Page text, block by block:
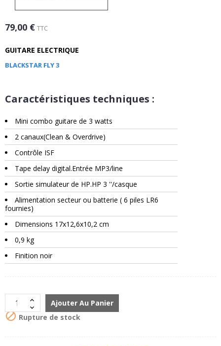
79,00 € TTC
GUITARE ELECTRIQUE
BLACKSTAR FLY 3
Caractéristiques techniques :
Mini combo guitare de 3 watts
2 canaux(Clean & Overdrive)
Contrôle ISF
Tape delay digital.Entrée MP3/line
Sortie simulateur de HP.HP 3 ''/casque
Alimentation secteur ou batterie ( 6 piles LR6
fournies)
Dimensions 17x12,6x10,2 cm
0,9 kg
Finition noir
Ajouter Au Panier
 Rupture de stock